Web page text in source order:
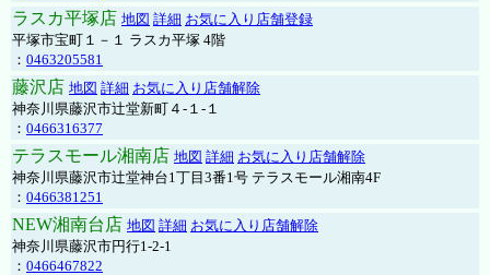
ラスカ平塚店 地図 詳細 お気に入り店舗登録
平塚市宝町１－１ ラスカ平塚 4階
： 0463205581
藤沢店 地図 詳細 お気に入り店舗解除
神奈川県藤沢市辻堂新町４-１-１
： 0466316377
テラスモール湘南店 地図 詳細 お気に入り店舗解除
神奈川県藤沢市辻堂神台1丁目3番1号 テラスモール湘南4F
： 0466381251
NEW湘南台店 地図 詳細 お気に入り店舗解除
神奈川県藤沢市円行1-2-1
： 0466467822